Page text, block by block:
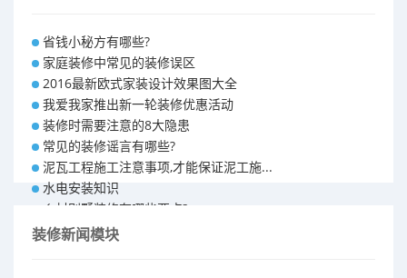
省钱小秘方有哪些?
家庭装修中常见的装修误区
2016最新欧式家装设计效果图大全
我爱我家推出新一轮装修优惠活动
装修时需要注意的8大隐患
常见的装修谣言有哪些?
泥瓦工程施工注意事项,才能保证泥工施...
水电安装知识
乡村别墅装修有哪些要点?
别墅怎样装修之装修技巧
装修新闻模块